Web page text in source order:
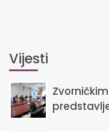
Vijesti